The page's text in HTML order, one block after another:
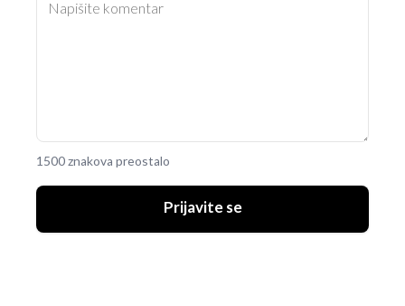
1500 znakova preostalo
Prijavite se